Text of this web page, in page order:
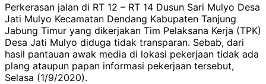
Perkerasan jalan di RT 12 – RT 14 Dusun Sari Mulyo Desa
Jati Mulyo Kecamatan Dendang Kabupaten Tanjung
Jabung Timur yang dikerjakan Tim Pelaksana Kerja (TPK)
Desa Jati Mulyo diduga tidak transparan. Sebab, dari
hasil pantauan awak media di lokasi pekerjaan tidak ada
plang ataupun papan informasi pekerjaan tersebut,
Selasa (1/9/2020).